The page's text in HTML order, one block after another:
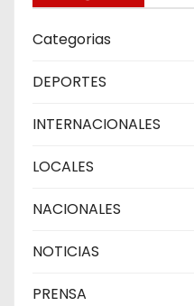
Categorias
DEPORTES
INTERNACIONALES
LOCALES
NACIONALES
NOTICIAS
PRENSA